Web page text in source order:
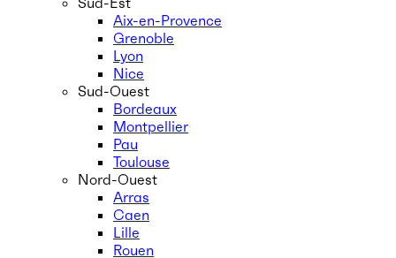
Aix-en-Provence
Grenoble
Lyon
Nice
Sud-Ouest
Bordeaux
Montpellier
Pau
Toulouse
Nord-Ouest
Arras
Caen
Lille
Rouen